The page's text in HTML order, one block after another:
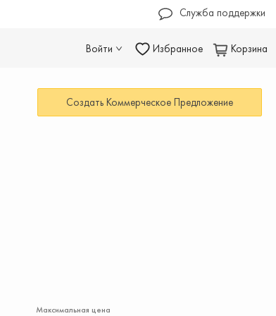
Служба поддержки
Войти Избранное Корзина
Создать Коммерческое Предложение
Максимальная цена